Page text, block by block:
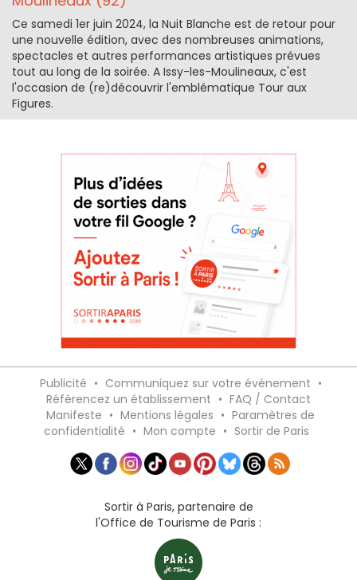
Ce samedi 1er juin 2024, la Nuit Blanche est de retour pour
une nouvelle édition, avec des nombreuses animations,
spectacles et autres performances artistiques prévues
tout au long de la soirée. A Issy-les-Moulineaux, c'est
l'occasion de (re)découvrir l'emblématique Tour aux
Figures.
Publicité • Communiquez sur votre événement •
Référencez un établissement • FAQ / Contact
Manifeste • Mentions légales • Paramètres de
confidentialité • Mon compte • Sortir de Paris
Sortir à Paris, partenaire de
l'Office de Tourisme de Paris :